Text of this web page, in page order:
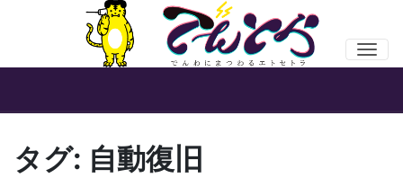
タグ: 自動復旧